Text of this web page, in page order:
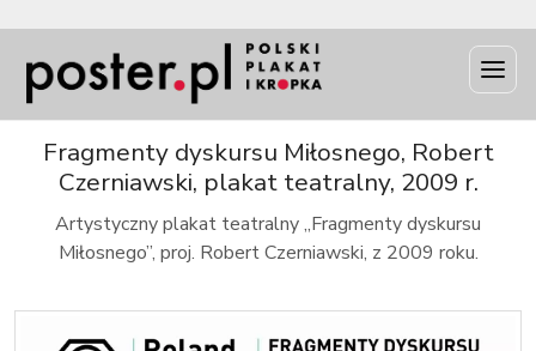
Fragmenty dyskursu Miłosnego, Robert
Czerniawski, plakat teatralny, 2009 r.
Artystyczny plakat teatralny „Fragmenty dyskursu
Miłosnego”, proj. Robert Czerniawski, z 2009 roku.